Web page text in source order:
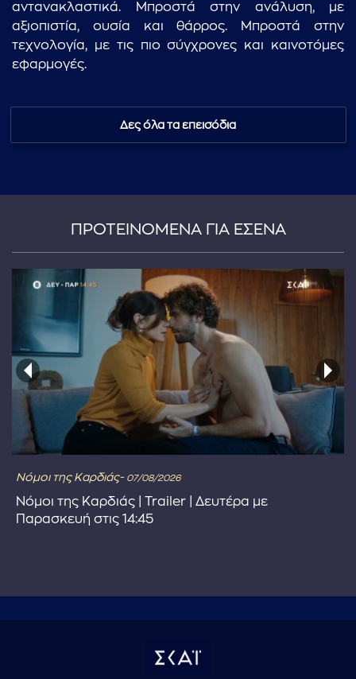
...πληκτρολογήστε κείμενο προς αναζήτηση
αντανακλαστικά. Μπροστά στην ανάλυση, με
αξιοπιστία, ουσία και θάρρος. Μπροστά στην
τεχνολογία, με τις πιο σύγχρονες και καινοτόμες
εφαρμογές.
Δες όλα τα επεισόδια
ΠΡΟΤΕΙΝΟΜΕΝΑ ΓΙΑ ΕΣΕΝΑ
Νόμοι της Καρδιάς- 07/08/2026
Νόμοι της Καρδιάς | Trailer | Δευτέρα με
Παρασκευή στις 14:45